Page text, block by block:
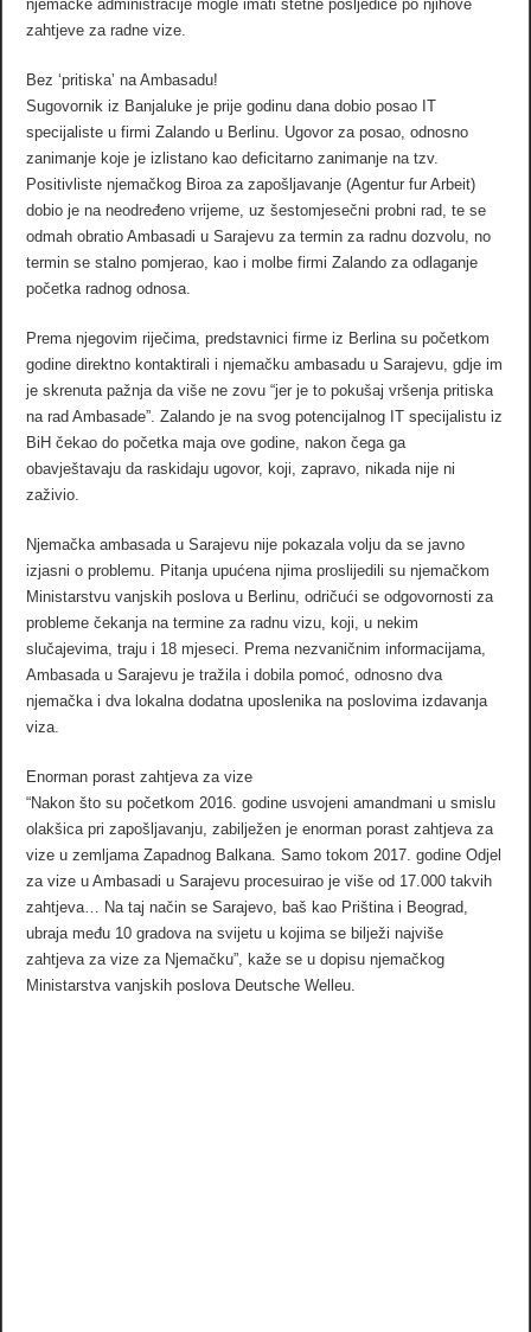
njemačke administracije mogle imati štetne posljedice po njihove
zahtjeve za radne vize.
Bez ‘pritiska’ na Ambasadu!
Sugovornik iz Banjaluke je prije godinu dana dobio posao IT
specijaliste u firmi Zalando u Berlinu. Ugovor za posao, odnosno
zanimanje koje je izlistano kao deficitarno zanimanje na tzv.
Positivliste njemačkog Biroa za zapošljavanje (Agentur fur Arbeit)
dobio je na neodređeno vrijeme, uz šestomjesečni probni rad, te se
odmah obratio Ambasadi u Sarajevu za termin za radnu dozvolu, no
termin se stalno pomjerao, kao i molbe firmi Zalando za odlaganje
početka radnog odnosa.
Prema njegovim riječima, predstavnici firme iz Berlina su početkom
godine direktno kontaktirali i njemačku ambasadu u Sarajevu, gdje im
je skrenuta pažnja da više ne zovu “jer je to pokušaj vršenja pritiska
na rad Ambasade”. Zalando je na svog potencijalnog IT specijalistu iz
BiH čekao do početka maja ove godine, nakon čega ga
obavještavaju da raskidaju ugovor, koji, zapravo, nikada nije ni
zaživio.
Njemačka ambasada u Sarajevu nije pokazala volju da se javno
izjasni o problemu. Pitanja upućena njima proslijedili su njemačkom
Ministarstvu vanjskih poslova u Berlinu, odričući se odgovornosti za
probleme čekanja na termine za radnu vizu, koji, u nekim
slučajevima, traju i 18 mjeseci. Prema nezvaničnim informacijama,
Ambasada u Sarajevu je tražila i dobila pomoć, odnosno dva
njemačka i dva lokalna dodatna uposlenika na poslovima izdavanja
viza.
Enorman porast zahtjeva za vize
“Nakon što su početkom 2016. godine usvojeni amandmani u smislu
olakšica pri zapošljavanju, zabilježen je enorman porast zahtjeva za
vize u zemljama Zapadnog Balkana. Samo tokom 2017. godine Odjel
za vize u Ambasadi u Sarajevu procesuirao je više od 17.000 takvih
zahtjeva… Na taj način se Sarajevo, baš kao Priština i Beograd,
ubraja među 10 gradova na svijetu u kojima se bilježi najviše
zahtjeva za vize za Njemačku”, kaže se u dopisu njemačkog
Ministarstva vanjskih poslova Deutsche Welleu.